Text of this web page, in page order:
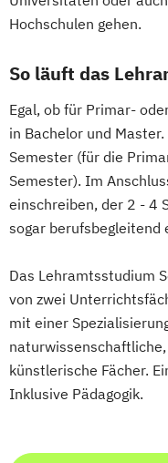
Technik und
Fachbereich
Psychologie
Russisch
Spezialisierung
Spezialisierung
Textiles
Hochschulen gehen.
So läuft das
Egal, ob für Primar-
in Bachelor und
Semester (für die
Semester). Im
einschreiben, der 2 - 4
sogar berufsbegleitend
Das Lehramtsstudium
von zwei
mit einer
künstlerische Fächer.
Inklusive Pädagogik.